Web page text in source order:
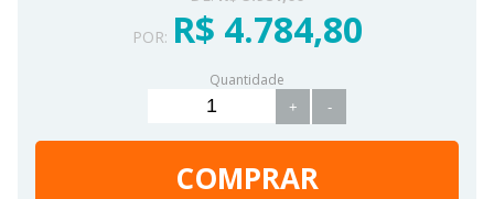
POR: R$ 4.784,80
Quantidade
+ -
COMPRAR